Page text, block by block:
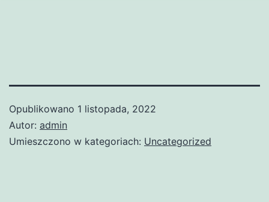
Opublikowano 1 listopada, 2022
Autor: admin
Umieszczono w kategoriach: Uncategorized